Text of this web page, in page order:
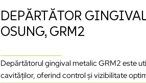
DEPĂRTĂTOR
OSUNG, GRM2
Depărtătorul gingival metalic GRM2 este
cavităților, oferind control și vizibilitate